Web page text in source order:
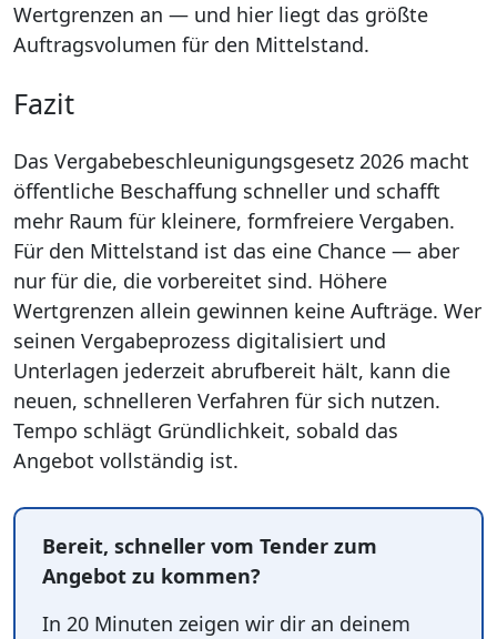
Wertgrenzen an — und hier liegt das größte
Auftragsvolumen für den Mittelstand.
Fazit
Das Vergabebeschleunigungsgesetz 2026 macht
öffentliche Beschaffung schneller und schafft
mehr Raum für kleinere, formfreiere Vergaben.
Für den Mittelstand ist das eine Chance — aber
nur für die, die vorbereitet sind. Höhere
Wertgrenzen allein gewinnen keine Aufträge. Wer
seinen Vergabeprozess digitalisiert und
Unterlagen jederzeit abrufbereit hält, kann die
neuen, schnelleren Verfahren für sich nutzen.
Tempo schlägt Gründlichkeit, sobald das
Angebot vollständig ist.
Bereit, schneller vom Tender zum
Angebot zu kommen?
In 20 Minuten zeigen wir dir an deinem